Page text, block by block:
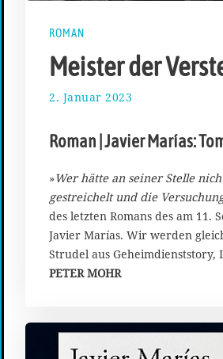
ROMAN
Meister der
2. Januar 2023
J
n
u
r
2
0
Roman | Javier Marías:
»Wer hätte an seiner Stelle
gestreichelt und die
des letzten Romans des am
Javier Marías. Wir werden
Strudel aus
PETER MOHR